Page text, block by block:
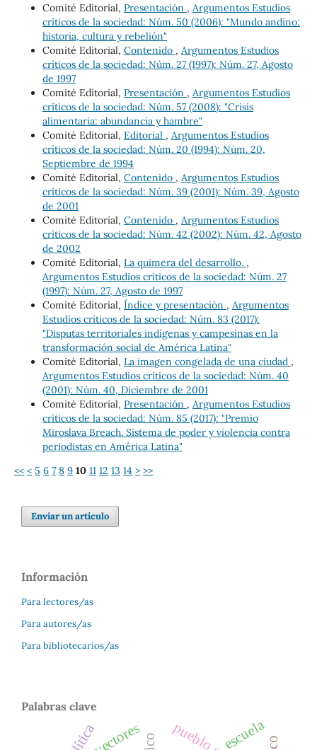
Comité Editorial, Presentación , Argumentos Estudios
críticos de la sociedad: Núm. 50 (2006): "Mundo andino:
historia, cultura y rebelión"
Comité Editorial, Contenido , Argumentos Estudios
críticos de la sociedad: Núm. 27 (1997): Núm. 27, Agosto
de 1997
Comité Editorial, Presentación , Argumentos Estudios
críticos de la sociedad: Núm. 57 (2008): "Crisis
alimentaria: abundancia y hambre"
Comité Editorial, Editorial , Argumentos Estudios
críticos de la sociedad: Núm. 20 (1994): Núm. 20,
Septiembre de 1994
Comité Editorial, Contenido , Argumentos Estudios
críticos de la sociedad: Núm. 39 (2001): Núm. 39, Agosto
de 2001
Comité Editorial, Contenido , Argumentos Estudios
críticos de la sociedad: Núm. 42 (2002): Núm. 42, Agosto
de 2002
Comité Editorial, La quimera del desarrollo. ,
Argumentos Estudios críticos de la sociedad: Núm. 27
(1997): Núm. 27, Agosto de 1997
Comité Editorial, Índice y presentación , Argumentos
Estudios críticos de la sociedad: Núm. 83 (2017):
"Disputas territoriales indígenas y campesinas en la
transformación social de América Latina"
Comité Editorial, La imagen congelada de una ciudad ,
Argumentos Estudios críticos de la sociedad: Núm. 40
(2001): Núm. 40, Diciembre de 2001
Comité Editorial, Presentación , Argumentos Estudios
críticos de la sociedad: Núm. 85 (2017): "Premio
Miroslava Breach. Sistema de poder y violencia contra
periodistas en América Latina"
<< < 5 6 7 8 9 10 11 12 13 14 > >>
Enviar un artículo
Información
Para lectores/as
Para autores/as
Para bibliotecarios/as
Palabras clave
vectores escuela